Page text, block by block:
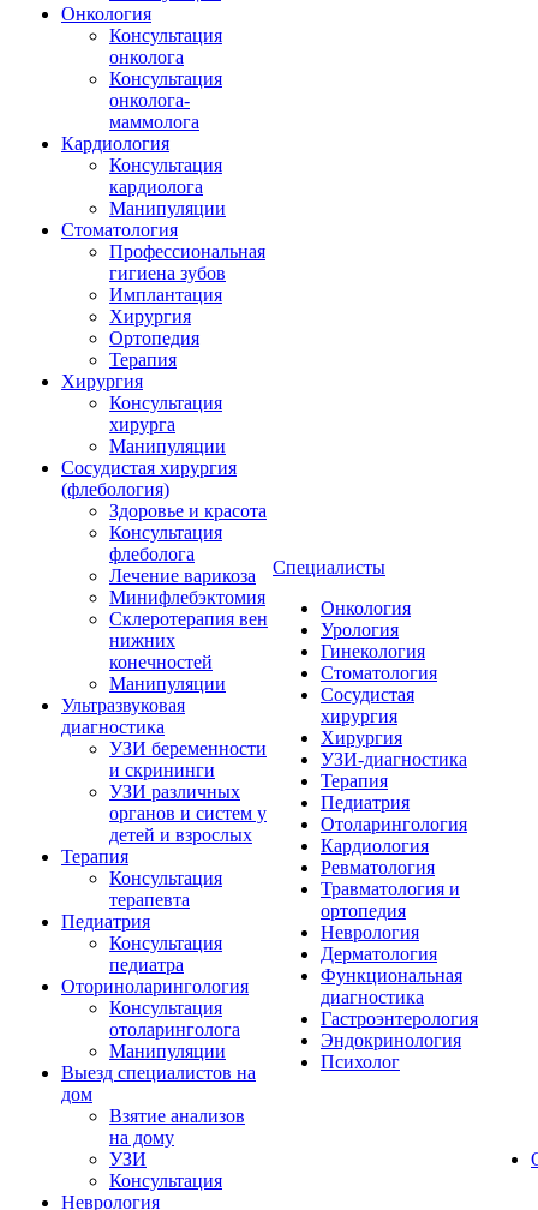
Онкология
Консультация
онколога
Консультация
онколога-
маммолога
Кардиология
Консультация
кардиолога
Манипуляции
Стоматология
Профессиональная
гигиена зубов
Имплантация
Хирургия
Ортопедия
Терапия
Хирургия
Консультация
хирурга
Манипуляции
Cосудистая хирургия
(флебология)
Здоровье и красота
Консультация
флеболога
Лечение варикоза
Минифлебэктомия
Склеротерапия вен
нижних
конечностей
Манипуляции
Ультразвуковая
диагностика
УЗИ беременности
и скрининги
УЗИ различных
органов и систем у
детей и взрослых
Терапия
Консультация
терапевта
Педиатрия
Консультация
педиатра
Оториноларингология
Консультация
отоларинголога
Манипуляции
Выезд специалистов на
дом
Взятие анализов
на дому
УЗИ
Консультация
Неврология
Специалисты
Онкология
Урология
Гинекология
Стоматология
Сосудистая
хирургия
Хирургия
УЗИ-диагностика
Терапия
Педиатрия
Отоларингология
Кардиология
Ревматология
Травматология и
ортопедия
Неврология
Дерматология
Функциональная
диагностика
Гастроэнтерология
Эндокринология
Психолог